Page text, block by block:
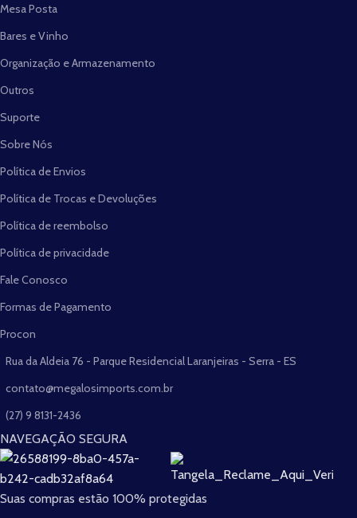
Mesa Posta
Bares e Vinho
Organização e Armazenamento
Outros
Suporte
Sobre Nós
Política de Envios
Política de Trocas e Devoluções
Política de reembolso
Política de privacidade
Fale Conosco
Formas de Pagamento
Procon
Rua da Aldeia 76 - Parque Residencial Laranjeiras - Serra - ES
contato@megalosimports.com.br
(27) 9 8131-2436
NAVEGAÇÃO SEGURA
Suas compras estão 100% protegidas